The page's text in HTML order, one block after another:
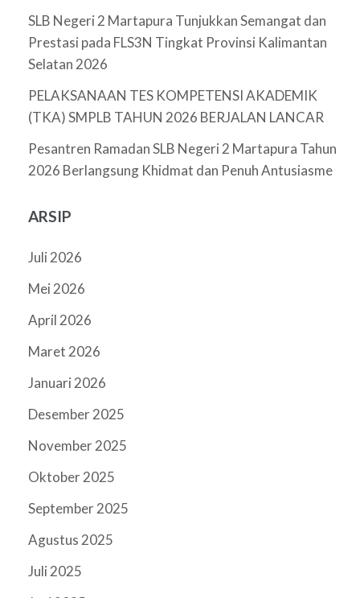
SLB Negeri 2 Martapura Tunjukkan Semangat dan
Prestasi pada FLS3N Tingkat Provinsi Kalimantan
Selatan 2026
PELAKSANAAN TES KOMPETENSI AKADEMIK
(TKA) SMPLB TAHUN 2026 BERJALAN LANCAR
Pesantren Ramadan SLB Negeri 2 Martapura Tahun
2026 Berlangsung Khidmat dan Penuh Antusiasme
ARSIP
Juli 2026
Mei 2026
April 2026
Maret 2026
Januari 2026
Desember 2025
November 2025
Oktober 2025
September 2025
Agustus 2025
Juli 2025